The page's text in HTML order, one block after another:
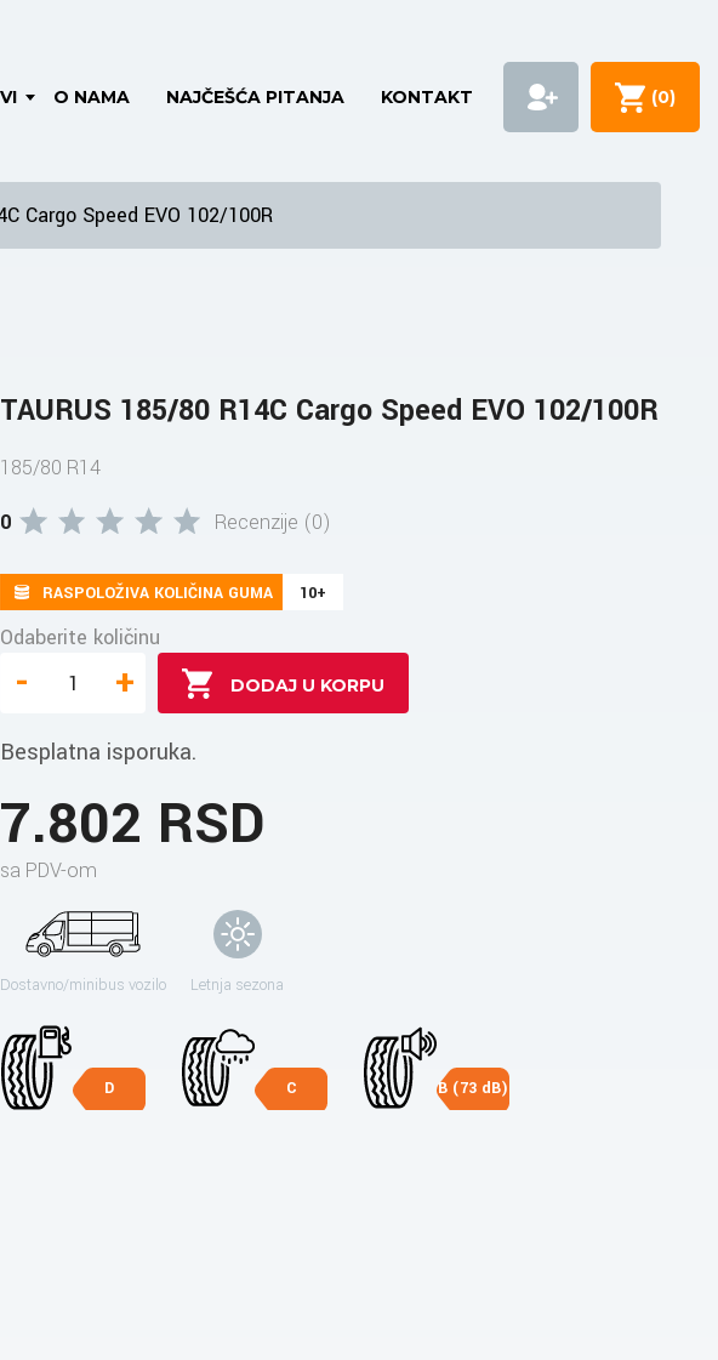
O NAMA NAJČEŠĆA PITANJA KONTAKT (0)
Cargo Speed EVO 102/100R
TAURUS 185/80 R14C Cargo Speed EVO 102/100R
185/80 R14
0
Recenzije (0)
RASPOLOŽIVA KOLIČINA GUMA 10+
Odaberite količinu
- +
Besplatna isporuka.
7.802 RSD
sa PDV-om
Dostavno/minibus vozilo Letnja sezona
D C B (73 dB)